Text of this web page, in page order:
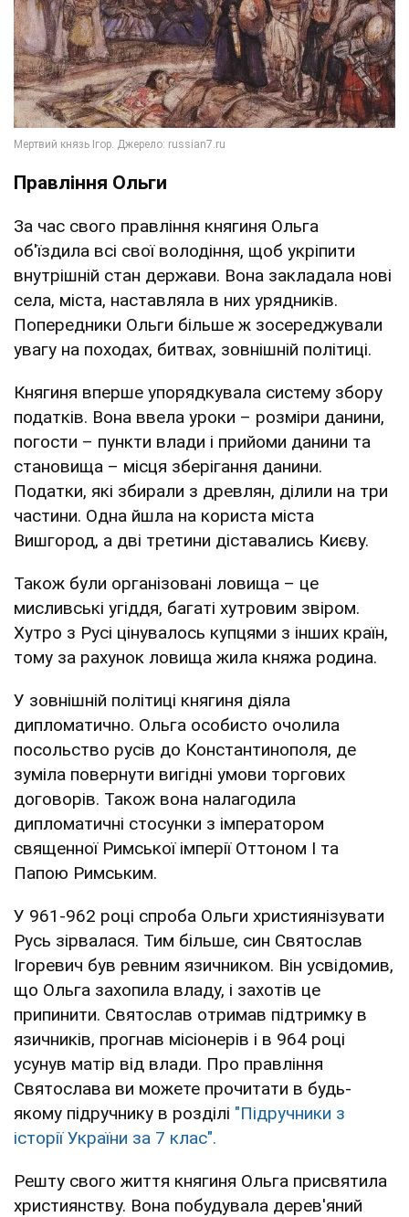
Правління Ольги
За час свого правління княгиня Ольга
об'їздила всі свої володіння, щоб укріпити
внутрішній стан держави. Вона закладала нові
села, міста, наставляла в них урядників.
Попередники Ольги більше ж зосереджували
увагу на походах, битвах, зовнішній політиці.
Княгиня вперше упорядкувала систему збору
податків. Вона ввела уроки – розміри данини,
погости – пункти влади і прийоми данини та
становища – місця зберігання данини.
Податки, які збирали з древлян, ділили на три
частини. Одна йшла на користа міста
Вишгород, а дві третини діставались Києву.
Також були організовані ловища – це
мисливські угіддя, багаті хутровим звіром.
Хутро з Русі цінувалось купцями з інших країн,
тому за рахунок ловища жила княжа родина.
У зовнішній політиці княгиня діяла
дипломатично. Ольга особисто очолила
посольство русів до Константинополя, де
зуміла повернути вигідні умови торгових
договорів. Також вона налагодила
дипломатичні стосунки з імператором
священної Римської імперії Оттоном І та
Папою Римським.
У 961-962 році спроба Ольги християнізувати
Русь зірвалася. Тим більше, син Святослав
Ігоревич був ревним язичником. Він усвідомив,
що Ольга захопила владу, і захотів це
припинити. Святослав отримав підтримку в
язичників, прогнав місіонерів і в 964 році
усунув матір від влади. Про правління
Святослава ви можете прочитати в будь-
якому підручнику в розділі "Підручники з
історії України за 7 клас".
Решту свого життя княгиня Ольга присвятила
християнству. Вона побудувала дерев'яний